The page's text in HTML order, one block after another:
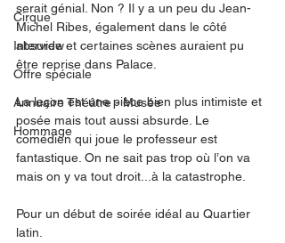
Cirque
Interview
Offre spéciale
Annuaire Théâtre - Musée
Hommage
serait génial. Non ? Il y a un peu du Jean-
Michel Ribes, également dans le côté
absurde et certaines scènes auraient pu
être reprise dans Palace.
La leçon est une pièce bien plus intimiste et
posée mais tout aussi absurde. Le
comédien qui joue le professeur est
fantastique. On ne sait pas trop où l’on va
mais on y va tout droit...à la catastrophe.
Pour un début de soirée idéal au Quartier
latin.